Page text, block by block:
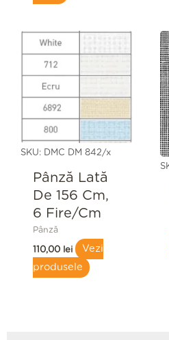
SKU: DMC DM 842/x
Pânză Lată
De 156 Cm,
6 Fire/cm
Pânză
110,00 lei
Vezi
produsele